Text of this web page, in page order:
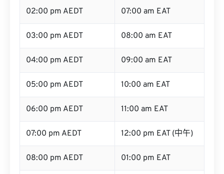
02:00 pm AEDT 07:00 am EAT
03:00 pm AEDT 08:00 am EAT
04:00 pm AEDT 09:00 am EAT
05:00 pm AEDT 10:00 am EAT
06:00 pm AEDT 11:00 am EAT
07:00 pm AEDT 12:00 pm EAT (中午)
08:00 pm AEDT 01:00 pm EAT